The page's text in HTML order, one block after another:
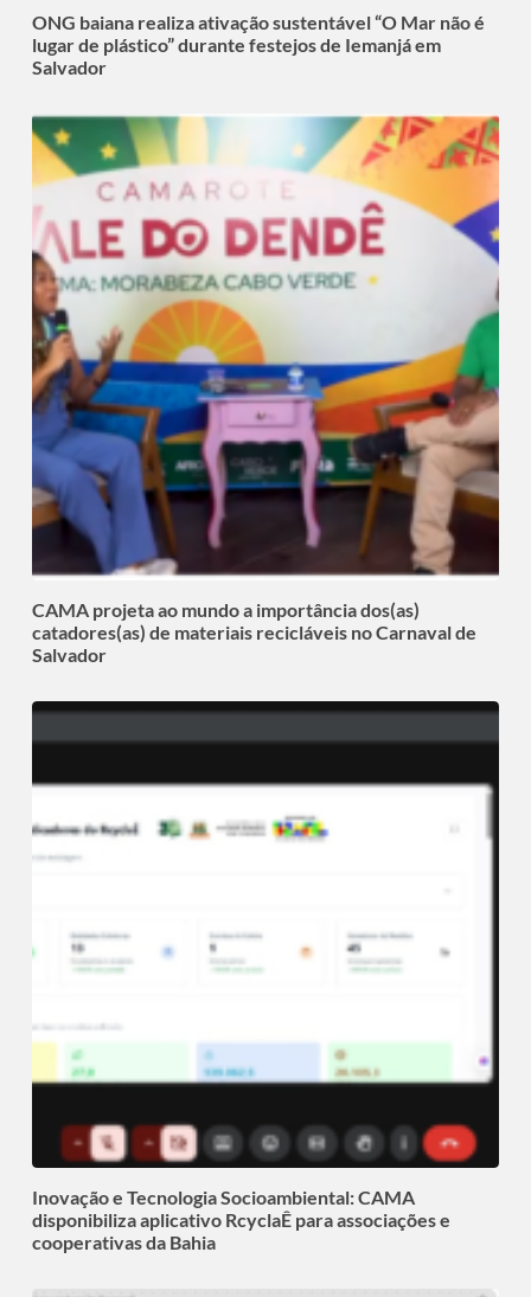
ONG baiana realiza ativação sustentável “O Mar não é
lugar de plástico” durante festejos de Iemanjá em
Salvador
CAMA projeta ao mundo a importância dos(as)
catadores(as) de materiais recicláveis no Carnaval de
Salvador
Inovação e Tecnologia Socioambiental: CAMA
disponibiliza aplicativo RcyclaÊ para associações e
cooperativas da Bahia